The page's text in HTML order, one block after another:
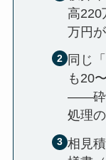
高
万円
同じ
も20
——砕
処理
相見